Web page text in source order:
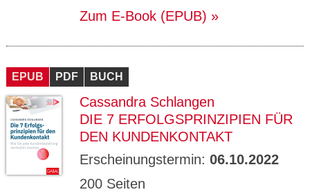
Zum E-Book (EPUB)
EPUB PDF BUCH
Cassandra Schlangen
DIE 7 ERFOLGSPRINZIPIEN FÜR
DEN KUNDENKONTAKT
Erscheinungstermin: 06.10.2022
200 Seiten